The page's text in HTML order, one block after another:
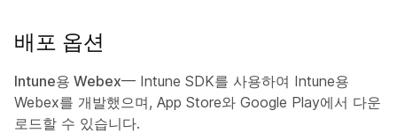
배포 옵션
Intune용 Webex— Intune SDK를 사용하여 Intune용
Webex를 개발했으며, App Store와 Google Play에서 다운
로드할 수 있습니다.